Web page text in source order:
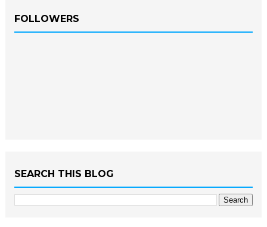
FOLLOWERS
SEARCH THIS BLOG